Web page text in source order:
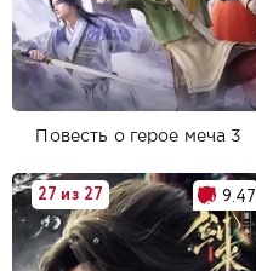
Повесть о герое меча 3
27 из 27 9.47